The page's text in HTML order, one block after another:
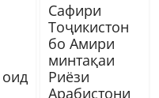
Сафири
Тоҷикистон
бо Амири
минтақаи
Риёзи
Арабистони